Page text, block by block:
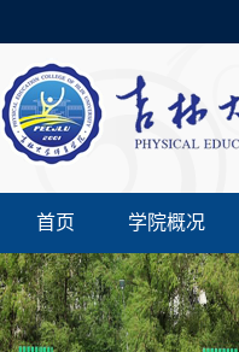
首页 学院概况